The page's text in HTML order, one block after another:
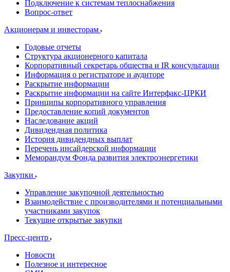
Подключение к системам теплоснабжения
Вопрос-ответ
Акционерам и инвесторам
Годовые отчеты
Структура акционерного капитала
Корпоративный секретарь общества и IR консультации
Информация о регистраторе и аудиторе
Раскрытие информации
Раскрытие информации на сайте Интерфакс-ЦРКИ
Принципы корпоративного управления
Предоставление копий документов
Наследование акций
Дивидендная политика
История дивидендных выплат
Перечень инсайдерской информации
Меморандум Фонда развития электроэнергетики
Закупки
Управление закупочной деятельностью
Взаимодействие с производителями и потенциальными
участниками закупок
Текущие открытые закупки
Пресс-центр
Новости
Полезное и интересное